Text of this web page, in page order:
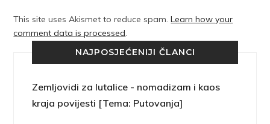
This site uses Akismet to reduce spam.Learn how your
comment data is processed.
NAJPOSJEĆENIJI ČLANCI
Zemljovidi za lutalice - nomadizam i kaos
kraja povijesti [Tema: Putovanja]